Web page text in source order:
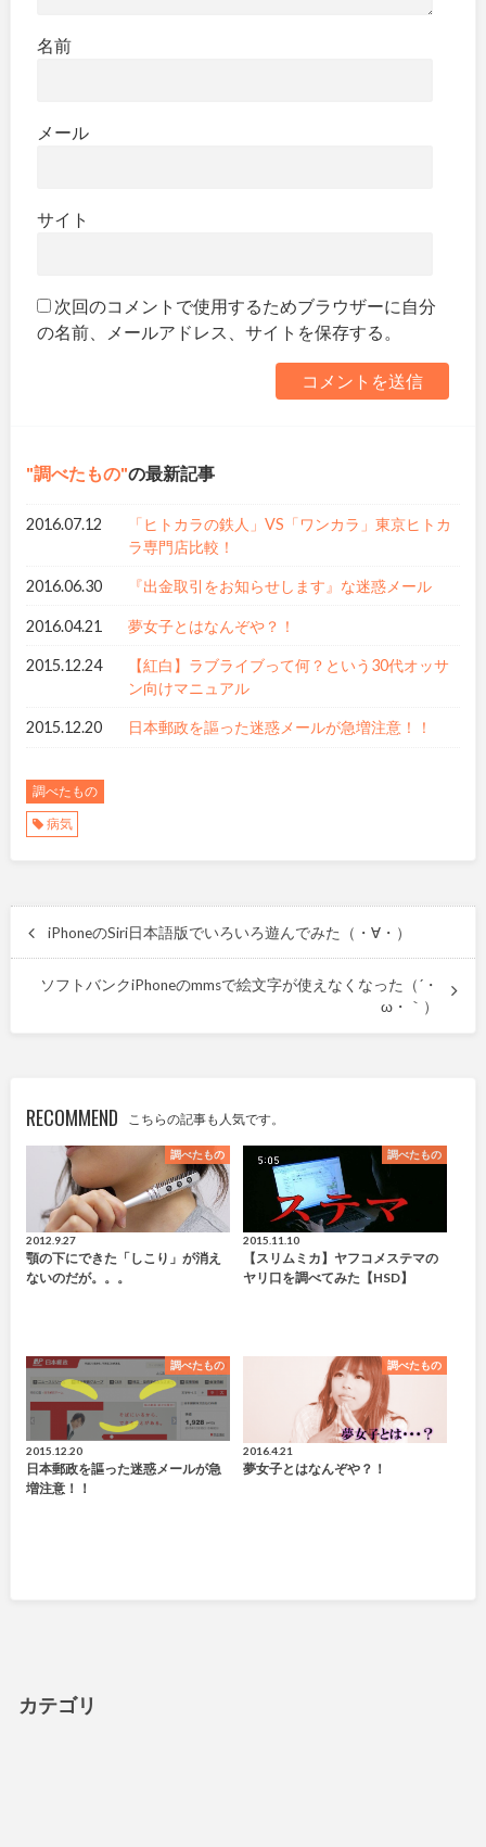
名前
メール
サイト
次回のコメントで使用するためブラウザーに自分
の名前、メールアドレス、サイトを保存する。
調べたもの の最新記事
2016.07.12
「ヒトカラの鉄人」VS「ワンカラ」東京ヒトカ
ラ専門店比較！
2016.06.30 『出金取引をお知らせします』な迷惑メール
2016.04.21 夢女子とはなんぞや？！
2015.12.24
【紅白】ラブライブって何？という30代オッサ
ン向けマニュアル
2015.12.20 日本郵政を謳った迷惑メールが急増注意！！
調べたもの
病気
iPhoneのSiri日本語版でいろいろ遊んでみた（・∀・）
ソフトバンクiPhoneのmmsで絵文字が使えなくなった（´・
ω・｀）
RECOMMEND こちらの記事も人気です。
調べたもの
2012.9.27
顎の下にできた「しこり」が消え
ないのだが。。。
調べたもの
2015.11.10
【スリムミカ】ヤフコメステマの
ヤリ口を調べてみた【HSD】
調べたもの
2015.12.20
日本郵政を謳った迷惑メールが急
増注意！！
調べたもの
2016.4.21
夢女子とはなんぞや？！
カテゴリ